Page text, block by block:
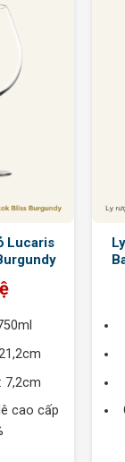
Lucaris
7,2cm
cao cấp